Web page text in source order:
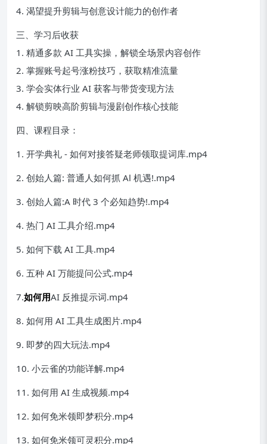
4. 渴望提升剪辑与创意设计能力的创作者
三、学习后收获
1. 精通多款 AI 工具实操，解锁全场景内容创作
2. 掌握账号起号涨粉技巧，获取精准流量
3. 学会实体行业 AI 获客与带货变现方法
4. 解锁剪映高阶剪辑与漫剧创作核心技能
四、课程目录：
1. 开学典礼 - 如何对接答疑老师领取提词库.mp4
2. 创始人篇: 普通人如何抓 Al 机遇!.mp4
3. 创始人篇:A 时代 3 个必知趋势!.mp4
4. 热门 AI 工具介绍.mp4
5. 如何下载 AI 工具.mp4
6. 五种 AI 万能提问公式.mp4
7.如何用AI 反推提示词.mp4
8. 如何用 AI 工具生成图片.mp4
9. 即梦的四大玩法.mp4
10. 小云雀的功能详解.mp4
11. 如何用 AI 生成视频.mp4
12. 如何免米领即梦积分.mp4
13. 如何免米领可灵积分.mp4